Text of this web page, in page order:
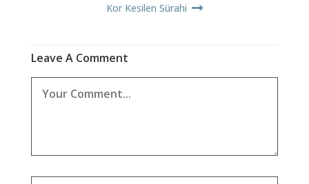
Kor Kesilen Sürahi
Leave A Comment